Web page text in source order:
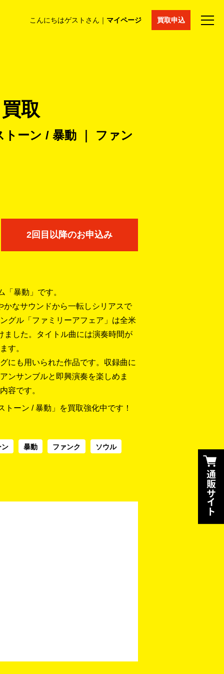
こんにちはゲストさん｜ マイページ 買取申込
コラム マイページ 採用情報 通販サイト
取
ーン / 暴動 ｜ ファン
2回目以降のお申込み
暴動」です。
なサウンドから一転しシリアスで
グル「ファミリーアフェア」は全米
ました。タイトル曲には演奏時間が
す。
にも用いられた作品です。収録曲に
ンサンブルと即興演奏を楽しめま
容です。
ーン / 暴動」を買取強化中です！
ン 暴動 ファンク ソウル